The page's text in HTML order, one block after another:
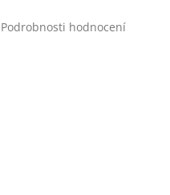
Podrobnosti hodnocení